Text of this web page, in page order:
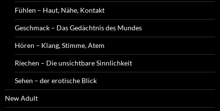
Fühlen – Haut, Nähe, Kontakt
Geschmack – Das Gedächtnis des Mundes
Hören – Klang, Stimme, Atem
Riechen – Die unsichtbare Sinnlichkeit
Sehen – der erotische Blick
New Adult